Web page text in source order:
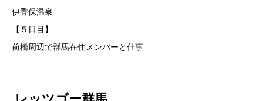
伊香保温泉
【５日目】
前橋周辺で群馬在住メンバーと仕事